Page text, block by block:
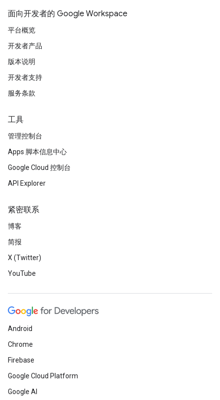
面向开发者的 Google Workspace
平台概览
开发者产品
版本说明
开发者支持
服务条款
工具
管理控制台
Apps 脚本信息中心
Google Cloud 控制台
API Explorer
紧密联系
博客
简报
X (Twitter)
YouTube
Android
Chrome
Firebase
Google Cloud Platform
Google AI